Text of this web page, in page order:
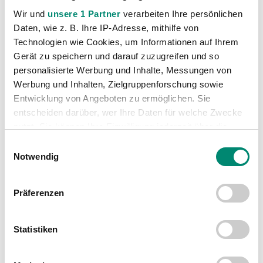
Wir und unsere 1 Partner verarbeiten Ihre persönlichen
Daten, wie z. B. Ihre IP-Adresse, mithilfe von
Technologien wie Cookies, um Informationen auf Ihrem
Gerät zu speichern und darauf zuzugreifen und so
personalisierte Werbung und Inhalte, Messungen von
Werbung und Inhalten, Zielgruppenforschung sowie
Entwicklung von Angeboten zu ermöglichen. Sie
entscheiden darüber, wer Ihre Daten für welche Zwecke
Trigger Symbol ändern oder widerrufen
Erfahren Sie mehr darüber, wie Ihre persönlichen Daten
verarbeitet werden, und legen Sie Ihre Präferenzen im
Wir verwenden Cookies, um Inhalte und Anzeigen zu
Notwendig
Präferenzen
Statistiken
U21-Länderspiel in Ried: Österreich gegen Kroatien „Wir wollen unsere Heimserie fortsetzen“
WEITERE NEWS